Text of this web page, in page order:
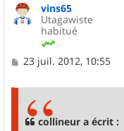
vins65
Utagawiste
habitué
M
23 juil. 2012, 10:55
collineur a écrit :